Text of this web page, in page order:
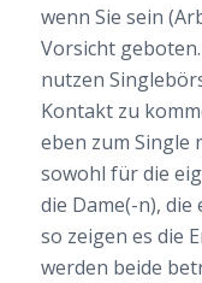
wenn Sie sein
Vorsicht
nutzen
Kontakt zu
eben zum Single
sowohl für die
die Dame(-n),
so zeigen es die
werden beide